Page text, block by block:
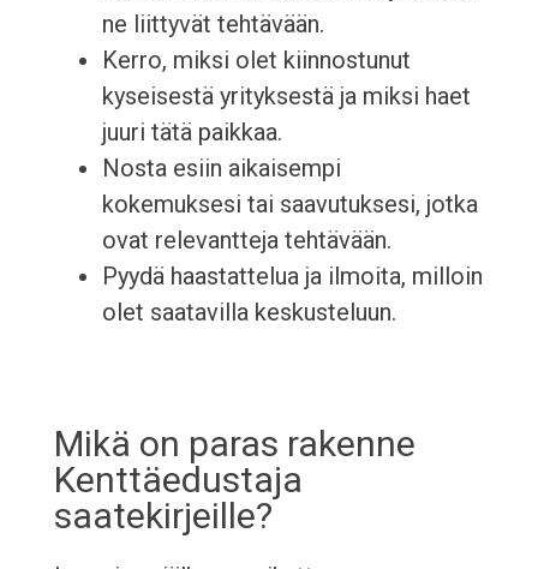
ne liittyvät tehtävään.
Kerro, miksi olet kiinnostunut
kyseisestä yrityksestä ja miksi haet
juuri tätä paikkaa.
Nosta esiin aikaisempi
kokemuksesi tai saavutuksesi, jotka
ovat relevantteja tehtävään.
Pyydä haastattelua ja ilmoita, milloin
olet saatavilla keskusteluun.
Mikä on paras rakenne
Kenttäedustaja
saatekirjeille?